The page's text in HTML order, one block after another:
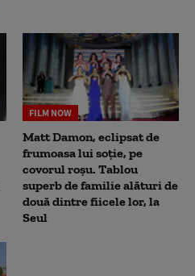
FILM NOW
Matt Damon, eclipsat de
frumoasa lui soție, pe
covorul roșu. Tablou
superb de familie alături de
două dintre fiicele lor, la
Seul